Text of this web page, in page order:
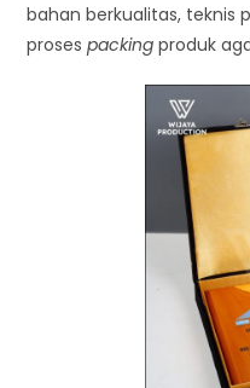
bahan berkualitas, teknis
prosespacking produk